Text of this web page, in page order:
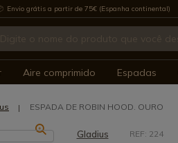
Envio grátis a partir de 75€ (Espanha continental)
Aire comprimido Espadas
ESPADA DE ROBIN HOOD. OURO
Gladius REF: 224